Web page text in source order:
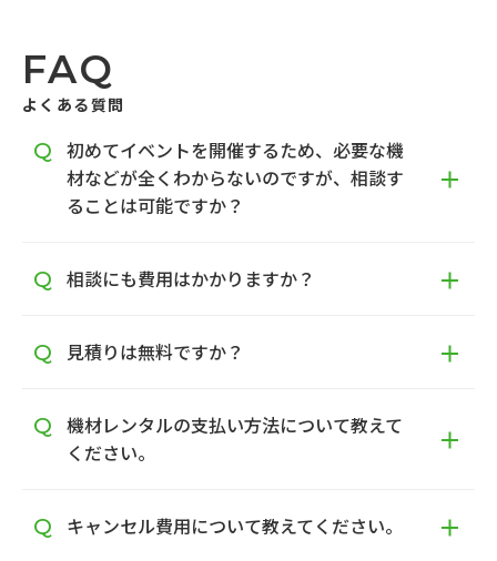
FAQ
よくある質問
初めてイベントを開催するため、必要な機
材などが全くわからないのですが、相談す
ることは可能ですか？
相談にも費用はかかりますか？
見積りは無料ですか？
機材レンタルの支払い方法について教えて
ください。
キャンセル費用について教えてください。